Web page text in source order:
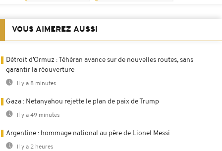
VOUS AIMEREZ AUSSI
Détroit d’Ormuz : Téhéran avance sur de nouvelles routes, sans
garantir la réouverture
Il y a 8 minutes
Gaza : Netanyahou rejette le plan de paix de Trump
Il y a 49 minutes
Argentine : hommage national au père de Lionel Messi
Il y a 2 heures